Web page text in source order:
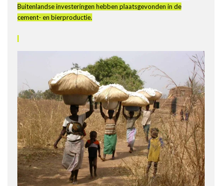
Buitenlandse investeringen hebben plaatsgevonden in de
cement- en bierproductie.